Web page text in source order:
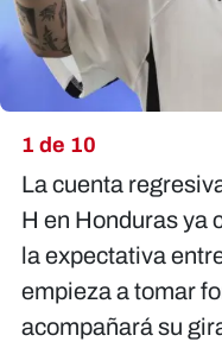
1 de 10
La cuenta
H en Honduras ya
la expectativa
empieza a tomar
acompañará su